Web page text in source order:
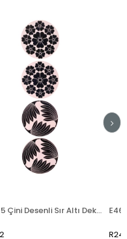
E463-5 Çini Desenli Sır Altı Dekal 13x50 cm